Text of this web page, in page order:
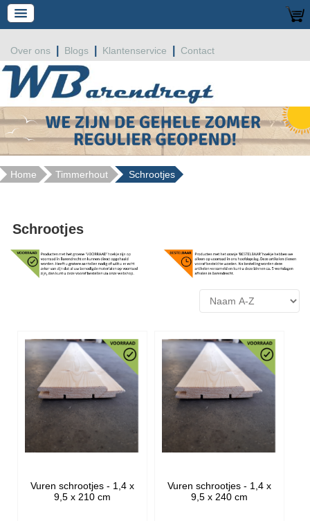
Over ons Blogs Klantenservice Contact
Home Timmerhout Schrootjes
Schrootjes
Vuren schrootjes - 1,4 x
9,5 x 210 cm
Vuren schrootjes - 1,4 x
9,5 x 240 cm